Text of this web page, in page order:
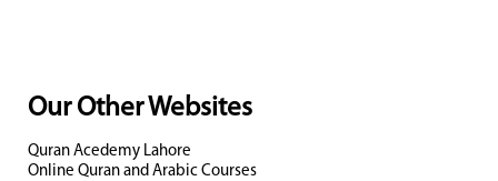
Our Other Websites
Quran Acedemy Lahore
Online Quran and Arabic Courses